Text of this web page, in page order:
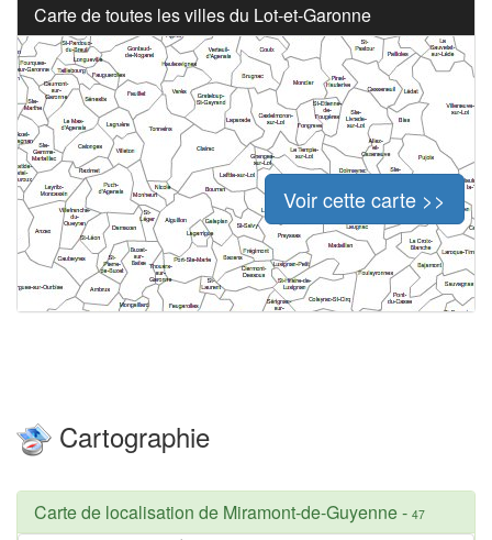
Carte de toutes les villes du Lot-et-Garonne
Voir cette carte >>
Cartographie
Carte de localisation de Miramont-de-Guyenne- 47